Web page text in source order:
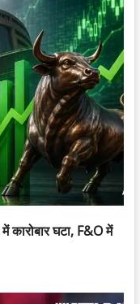
घटा, F&O में